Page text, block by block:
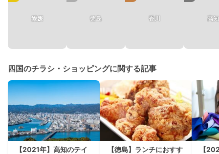
愛媛 徳島 香川 高知
四国のチラシ・ショッピングに関する記事
【2021年】高知のテイ
【徳島】ランチにおすす
【